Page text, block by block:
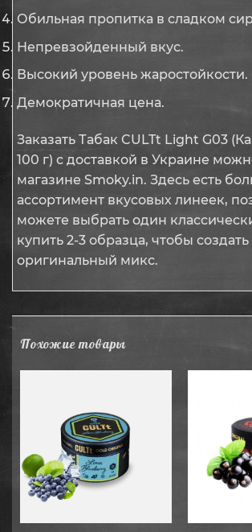
Обильная пропитка в сладком
Непревзойденный вкус.
Высокий уровень жаростойкости.
Демократичная цена.
Заказать Табак CULTt Light G03
100 г) с доставкой в Украине
магазине Smoky.in. Здесь есть
ассортимент вкусовых линеек,
можете выбрать один
купить 2-3 образца, чтобы создать
оригинальный микс.
Похожие товары